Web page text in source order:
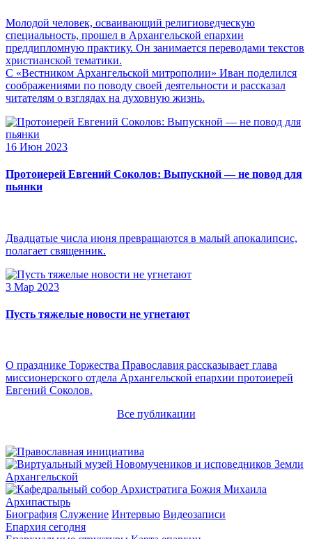
Молодой человек, осваивающий религиоведческую
специальность, прошел в Архангельской епархии
преддипломную практику. Он занимается переводами текстов
христианской тематики.
С «Вестником Архангельской митрополии» Иван поделился
соображениями по поводу своей деятельности и рассказал
читателям о взглядах на духовную жизнь.
16 Июн 2023
Протоиерей Евгений Соколов: Выпускной — не повод для
пьянки
Двадцатые числа июня превращаются в малый апокалипсис,
полагает священник.
3 Мар 2023
Пусть тяжелые новости не угнетают
О празднике Торжества Православия рассказывает глава
миссионерского отдела Архангельской епархии протоиерей
Евгений Соколов.
Все публикации
Архипастырь
Биография Служение Интервью Видеозаписи
Епархия сегодня